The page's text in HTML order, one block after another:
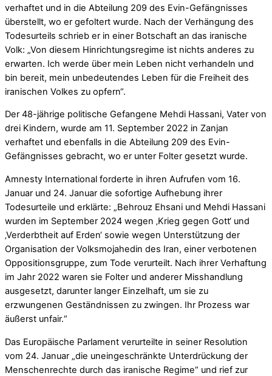
verhaftet und in die Abteilung 209 des Evin-Gefängnisses
überstellt, wo er gefoltert wurde. Nach der Verhängung des
Todesurteils schrieb er in einer Botschaft an das iranische
Volk: „Von diesem Hinrichtungsregime ist nichts anderes zu
erwarten. Ich werde über mein Leben nicht verhandeln und
bin bereit, mein unbedeutendes Leben für die Freiheit des
iranischen Volkes zu opfern“.
Der 48-jährige politische Gefangene Mehdi Hassani, Vater von
drei Kindern, wurde am 11. September 2022 in Zanjan
verhaftet und ebenfalls in die Abteilung 209 des Evin-
Gefängnisses gebracht, wo er unter Folter gesetzt wurde.
Amnesty International forderte in ihren Aufrufen vom 16.
Januar und 24. Januar die sofortige Aufhebung ihrer
Todesurteile und erklärte: „Behrouz Ehsani und Mehdi Hassani
wurden im September 2024 wegen ‚Krieg gegen Gott‘ und
‚Verderbtheit auf Erden‘ sowie wegen Unterstützung der
Organisation der Volksmojahedin des Iran, einer verbotenen
Oppositionsgruppe, zum Tode verurteilt. Nach ihrer Verhaftung
im Jahr 2022 waren sie Folter und anderer Misshandlung
ausgesetzt, darunter langer Einzelhaft, um sie zu
erzwungenen Geständnissen zu zwingen. Ihr Prozess war
äußerst unfair.“
Das Europäische Parlament verurteilte in seiner Resolution
vom 24. Januar „die uneingeschränkte Unterdrückung der
Menschenrechte durch das iranische Regime“ und rief zur